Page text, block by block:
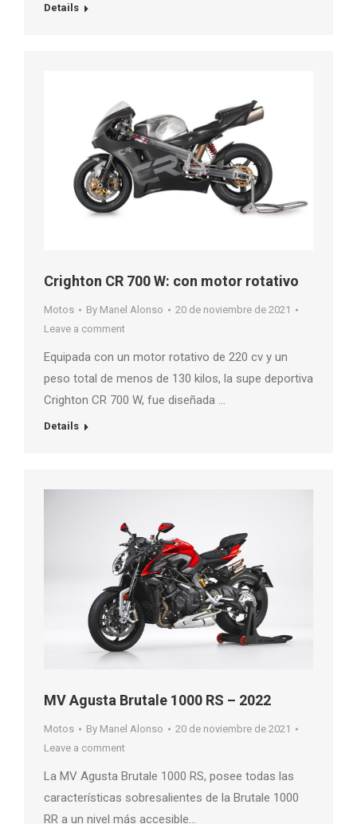
Details
Crighton CR 700 W: con motor rotativo
Motos By Manel Alonso
20 de noviembre de 2021
Leave a comment
Equipada con un motor rotativo de 220 cv y ​​un
peso total de menos de 130 kilos, la supe deportiva
Crighton CR 700 W, fue diseñada …
Details
MV Agusta Brutale 1000 RS – 2022
Motos By Manel Alonso
20 de noviembre de 2021
Leave a comment
La MV Agusta Brutale 1000 RS, posee todas las
características sobresalientes de la Brutale 1000
RR a un nivel más accesible…